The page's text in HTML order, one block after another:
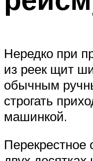
Нередко при
из реек щит
обычным
строгать
машинкой.
Перекрестное